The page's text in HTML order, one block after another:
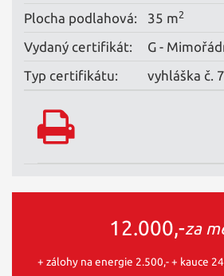
Plocha podlahová: 35 m2
Vydaný certifikát:
G -
Typ certifikátu:
vyhláška č.
12.000,-za
+ zálohy na energie 2.500,- + kauce